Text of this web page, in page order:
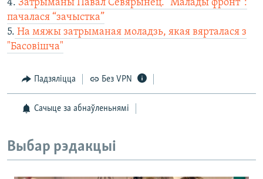
4. Затрыманы Павал Севярынец. “Малады фронт”:
пачалася “зачыстка”
5. На мяжы затрыманая моладзь, якая вярталася з
"Басовішча"
Падзяліцца Без VPN
Сачыце за абнаўленьнямі
Выбар рэдакцыі